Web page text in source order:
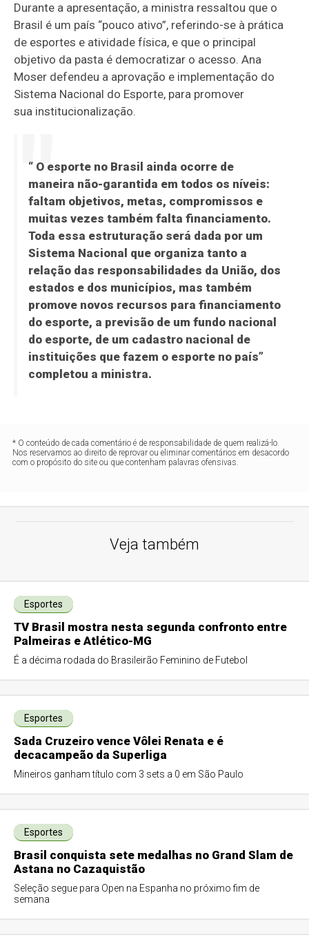
Durante a apresentação, a ministra ressaltou que o
Brasil é um país “pouco ativo”, referindo-se à prática
de esportes e atividade física, e que o principal
objetivo da pasta é democratizar o acesso. Ana
Moser defendeu a aprovação e implementação do
Sistema Nacional do Esporte, para promover
sua institucionalização.
“ O esporte no Brasil ainda ocorre de
maneira não-garantida em todos os níveis:
faltam objetivos, metas, compromissos e
muitas vezes também falta financiamento.
Toda essa estruturação será dada por um
Sistema Nacional que organiza tanto a
relação das responsabilidades da União, dos
estados e dos municípios, mas também
promove novos recursos para financiamento
do esporte, a previsão de um fundo nacional
do esporte, de um cadastro nacional de
instituições que fazem o esporte no país”
completou a ministra.
* O conteúdo de cada comentário é de responsabilidade de quem realizá-lo.
Nos reservamos ao direito de reprovar ou eliminar comentários em desacordo
com o propósito do site ou que contenham palavras ofensivas.
Veja também
Esportes
TV Brasil mostra nesta segunda confronto entre
Palmeiras e Atlético-MG
É a décima rodada do Brasileirão Feminino de Futebol
Esportes
Sada Cruzeiro vence Vôlei Renata e é
decacampeão da Superliga
Mineiros ganham título com 3 sets a 0 em São Paulo
Esportes
Brasil conquista sete medalhas no Grand Slam de
Astana no Cazaquistão
Seleção segue para Open na Espanha no próximo fim de
semana